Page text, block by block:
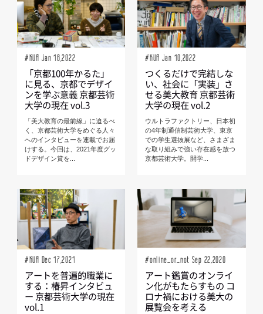
#KUA Jan 18,2022
「京都100年かるた」
に見る、京都でデザイ
ンを学ぶ意義 京都芸術
大学の現在 vol.3
「美大教育の最前線」に迫るべ
く、京都芸術大学をめぐる人々
へのインタビューを連載でお届
けする。今回は、2021年度グッ
ドデザイン賞を...
#KUA Jan 10,2022
つくるだけで完結しな
い、社会に「実装」さ
せる美大教育 京都芸術
大学の現在 vol.2
ウルトラファクトリー、日本初
の4年制通信制芸術大学、東京
での学生選抜展など、さまざま
な取り組みで強い存在感を放つ
京都芸術大学。開学...
#KUA Dec 17,2021
アートを普遍的職業に
する：椿昇インタビュ
ー 京都芸術大学の現在
vol.1
#online_or_not Sep 22,2020
アート鑑賞のオンライ
ン化がもたらすもの コ
ロナ禍における美大の
展覧会を考える